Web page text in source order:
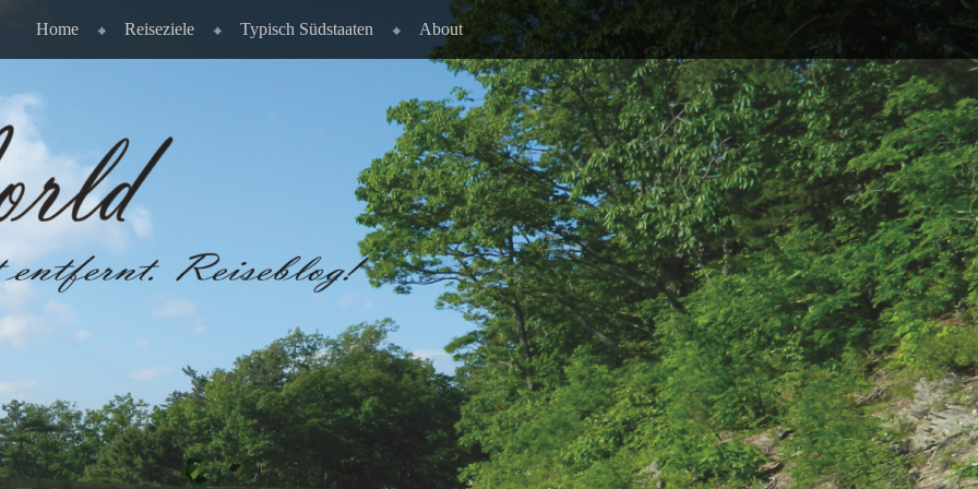
Home Reiseziele Typisch Südstaaten About